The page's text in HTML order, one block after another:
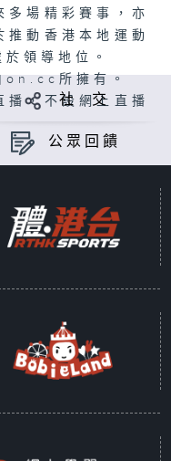
多場精彩賽事，亦
推動香港本地運動
領導地位。
on.cc所擁有。
播，不設網上直播
社 交
公眾回饋